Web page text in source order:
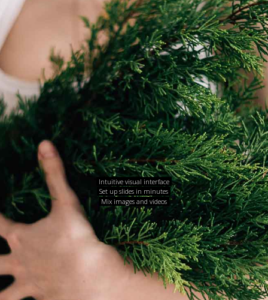
Intuitive visual interface
Set up slides in minutes
Mix images and videos